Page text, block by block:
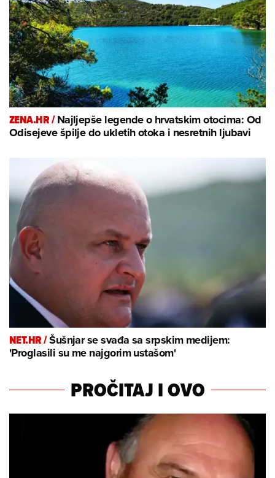
ZENA.HR /Najljepše legende o hrvatskim otocima: Od
Odisejeve špilje do ukletih otoka i nesretnih ljubavi
NET.HR /Šušnjar se svađa sa srpskim medijem:
'Proglasili su me najgorim ustašom'
PROČITAJ I OVO